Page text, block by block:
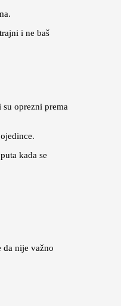
i ne baš
oprezni prema
kada se
da nije važno